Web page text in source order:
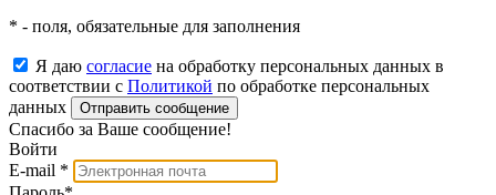
* - поля, обязательные для заполнения
Я даю согласие на обработку персональных данных в
соответствии с Политикой по обработке персональных
данных
Отправить сообщение
Спасибо за Ваше сообщение!
Войти
E-mail *